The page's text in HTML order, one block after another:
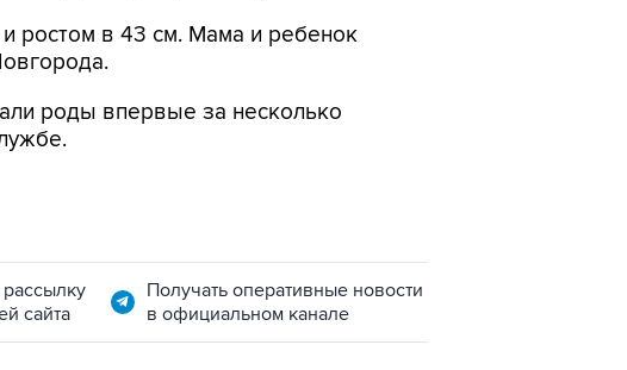
ростом в 43 см. Мама и ребенок
роды впервые за несколько
сайта
Получать оперативные новости
в официальном канале